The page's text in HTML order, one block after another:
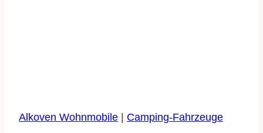
Alkoven Wohnmobile Camping-Fahrzeuge